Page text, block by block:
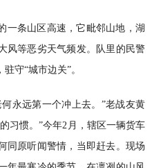
一条山区高速，它毗邻山地，湖
风等恶劣天气频发。队里的民警
守“城市边关”。
永远第一个冲上去。”老战友黄
习惯。”今年2月，辖区一辆货车
同原听闻警情，当即赶去。现场